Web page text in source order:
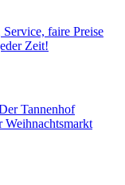
faire Preise
Zeit!
Tannenhof
Weihnachtsmarkt